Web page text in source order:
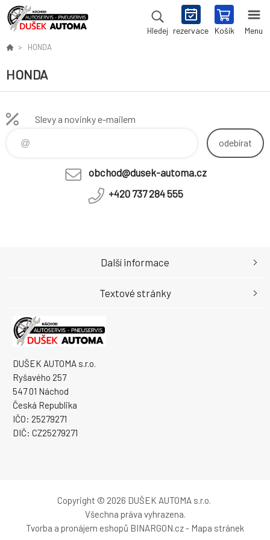
Hledej rezervace Košík Menu
HONDA
HONDA
Slevy a novinky e-mailem
odebírat
obchod@dusek-automa.cz
+420 737 284 555
DUŠEK AUTOMA s.r.o.
Ryšavého 257
547 01 Náchod
Česká Republika
IČO: 25279271
DIČ: CZ25279271
Další informace
Textové stránky
Copyright © 2026 DUŠEK AUTOMA s.r.o.
Všechna práva vyhrazena.
Tvorba a pronájem eshopů BINARGON.cz- Mapa stránek